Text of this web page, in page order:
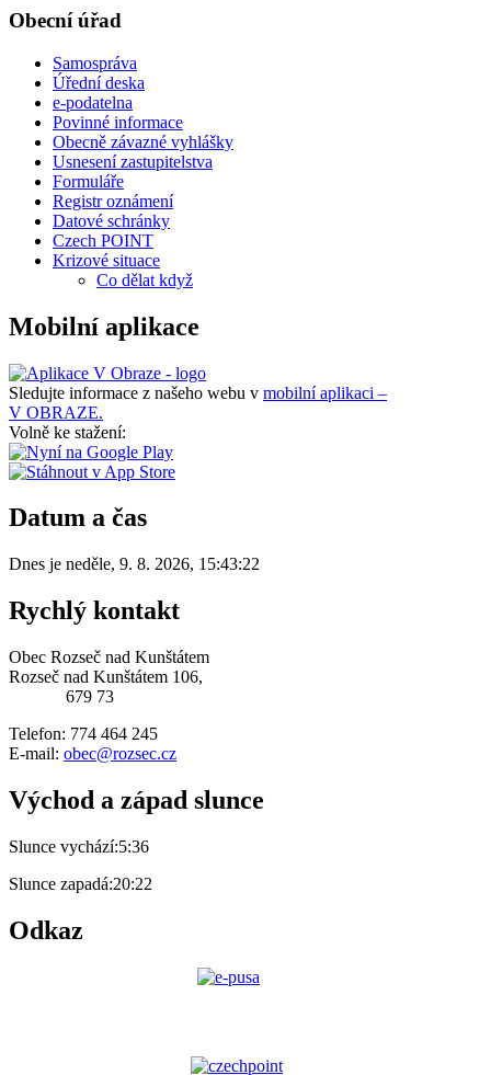
Obecní úřad
Samospráva
Úřední deska
e-podatelna
Povinné informace
Obecně závazné vyhlášky
Usnesení zastupitelstva
Formuláře
Registr oznámení
Datové schránky
Czech POINT
Krizové situace
Co dělat když
Mobilní aplikace
Sledujte informace z našeho webu v mobilní aplikaci –
V OBRAZE.
Volně ke stažení:
Datum a čas
Dnes je neděle, 9. 8. 2026, 15:43:22
Rychlý kontakt
Obec Rozseč nad Kunštátem
Rozseč nad Kunštátem 106,
679 73
Telefon: 774 464 245
E-mail: obec@rozsec.cz
Východ a západ slunce
Slunce vychází:5:36
Slunce zapadá:20:22
Odkaz